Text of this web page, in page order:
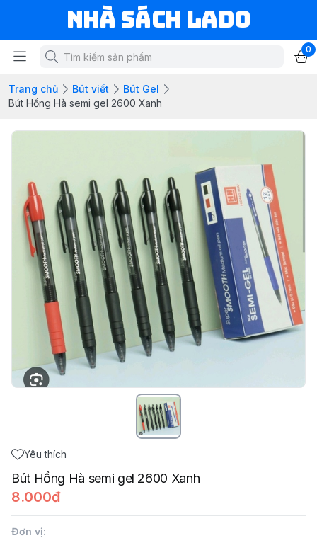
NHÀ SÁCH LADO
0
Trang chủ Bút viết
Bút Gel
Bút Hồng Hà semi gel 2600 Xanh
Yêu thích
Bút Hồng Hà semi gel 2600 Xanh
8.000đ
Đơn vị: